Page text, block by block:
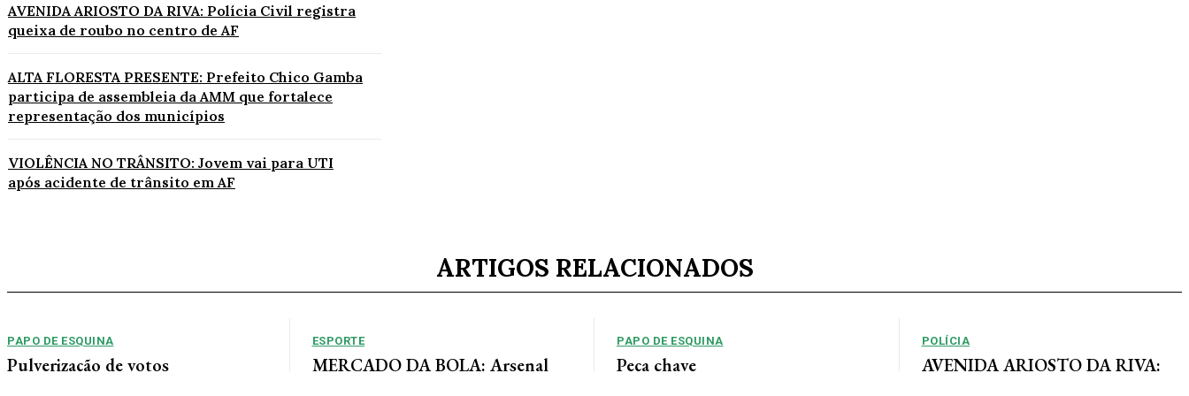
AVENIDA ARIOSTO DA RIVA: Polícia Civil registra
queixa de roubo no centro de AF
ALTA FLORESTA PRESENTE: Prefeito Chico Gamba
participa de assembleia da AMM que fortalece
representação dos municípios
VIOLÊNCIA NO TRÂNSITO: Jovem vai para UTI
após acidente de trânsito em AF
ARTIGOS RELACIONADOS
PAPO DE ESQUINA
Pulverização de votos
ESPORTE
MERCADO DA BOLA: Arsenal
PAPO DE ESQUINA
Peça chave
POLÍCIA
AVENIDA ARIOSTO DA RIVA: